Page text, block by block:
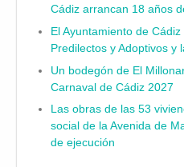
Cádiz arrancan 18 años
El Ayuntamiento de
Predilectos y Adoptivos y
Un bodegón de El
Carnaval de Cádiz 2027
Las obras de las 53
social de la Avenida de
de ejecución